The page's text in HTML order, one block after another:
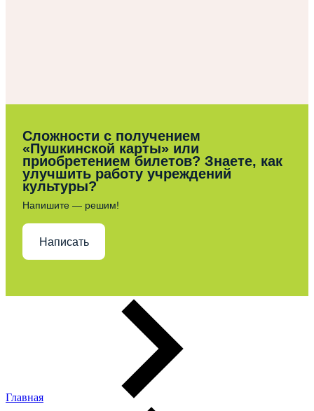
Сложности с получением
«Пушкинской карты» или
приобретением билетов? Знаете, как
улучшить работу учреждений
культуры?
Напишите — решим!
Написать
Главная